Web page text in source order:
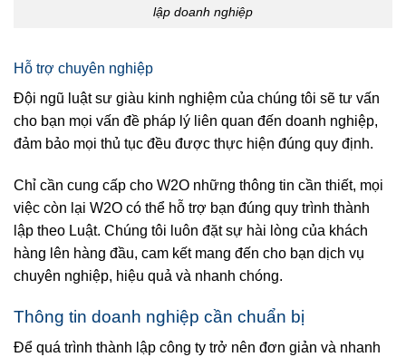
lập doanh nghiệp
Hỗ trợ chuyên nghiệp
Đội ngũ luật sư giàu kinh nghiệm của chúng tôi sẽ tư vấn
cho bạn mọi vấn đề pháp lý liên quan đến doanh nghiệp,
đảm bảo mọi thủ tục đều được thực hiện đúng quy định.
Chỉ cần cung cấp cho W2O những thông tin cần thiết, mọi
việc còn lại W2O có thể hỗ trợ bạn đúng quy trình thành
lập theo Luật. Chúng tôi luôn đặt sự hài lòng của khách
hàng lên hàng đầu, cam kết mang đến cho bạn dịch vụ
chuyên nghiệp, hiệu quả và nhanh chóng.
Thông tin doanh nghiệp cần chuẩn bị
Để quá trình thành lập công ty trở nên đơn giản và nhanh